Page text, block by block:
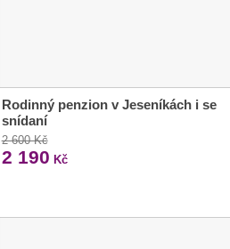
Rodinný penzion v Jeseníkách i se
snídaní
2 600 Kč
2 190 Kč